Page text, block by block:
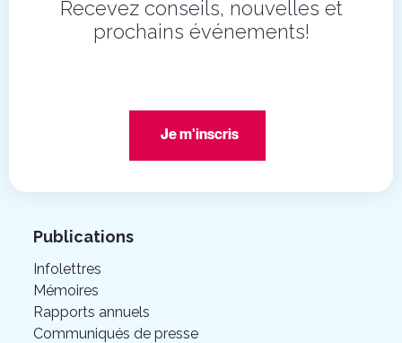
Recevez conseils, nouvelles et
prochains événements!
Je m'inscris
Publications
Infolettres
Mémoires
Rapports annuels
Communiqués de presse